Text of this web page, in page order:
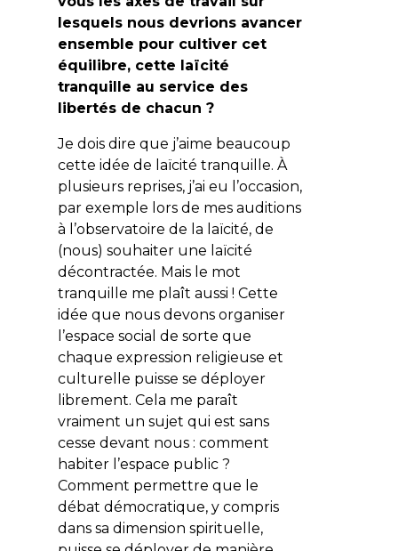
lesquels nous devrions avancer
ensemble pour cultiver cet
équilibre, cette laïcité
tranquille au service des
libertés de chacun ?
Je dois dire que j’aime beaucoup
cette idée de laïcité tranquille. À
plusieurs reprises, j’ai eu l’occasion,
par exemple lors de mes auditions
à l’observatoire de la laïcité, de
(nous) souhaiter une laïcité
décontractée. Mais le mot
tranquille me plaît aussi ! Cette
idée que nous devons organiser
l’espace social de sorte que
chaque expression religieuse et
culturelle puisse se déployer
librement. Cela me paraît
vraiment un sujet qui est sans
cesse devant nous : comment
habiter l’espace public ?
Comment permettre que le
débat démocratique, y compris
dans sa dimension spirituelle,